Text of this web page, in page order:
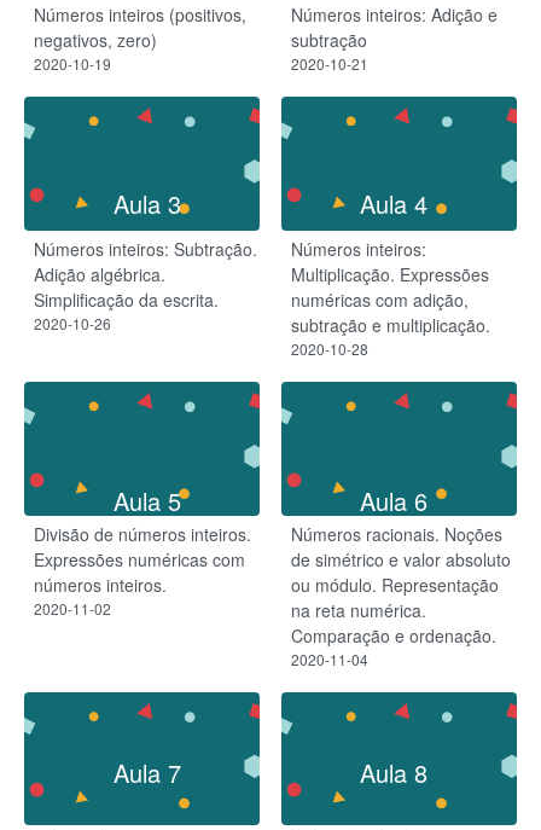
Números inteiros (positivos,
negativos, zero)
2020-10-19
Números inteiros: Adição e
subtração
2020-10-21
Aula 3
Números inteiros: Subtração.
Adição algébrica.
Simplificação da escrita.
2020-10-26
Aula 4
Números inteiros:
Multiplicação. Expressões
numéricas com adição,
subtração e multiplicação.
2020-10-28
Aula 5
Divisão de números inteiros.
Expressões numéricas com
números inteiros.
2020-11-02
Aula 6
Números racionais. Noções
de simétrico e valor absoluto
ou módulo. Representação
na reta numérica.
Comparação e ordenação.
2020-11-04
Aula 7 Aula 8